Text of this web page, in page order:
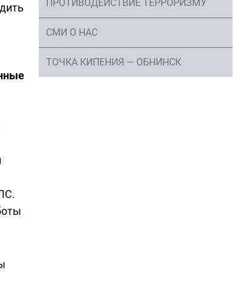
ПРОТИВОДЕЙСТВИЕ ТЕРРОРИЗМУ
СМИ О НАС
ТОЧКА КИПЕНИЯ — ОБНИНСК